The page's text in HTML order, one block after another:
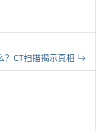
？CT扫描揭示真相